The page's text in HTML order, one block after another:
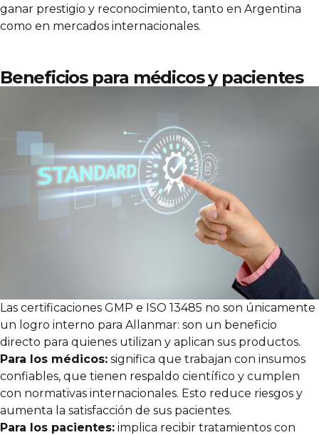
ganar prestigio y reconocimiento, tanto en Argentina
como en mercados internacionales.
Beneficios para médicos y pacientes
Las certificaciones GMP e ISO 13485 no son únicamente
un logro interno para Allanmar: son un beneficio
directo para quienes utilizan y aplican sus productos.
Para los médicos: significa que trabajan con insumos
confiables, que tienen respaldo científico y cumplen
con normativas internacionales. Esto reduce riesgos y
aumenta la satisfacción de sus pacientes.
Para los pacientes: implica recibir tratamientos con